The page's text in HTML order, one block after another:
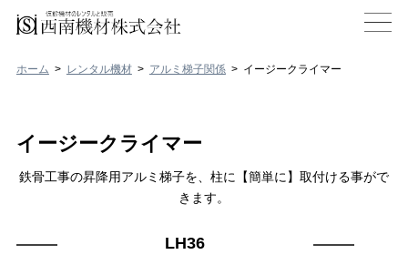
ホーム レンタル機材 アルミ梯子関係 イージークライマー
イージークライマー
鉄骨工事の昇降用アルミ梯子を、柱に【簡単に】取付ける事がで
きます。
LH36